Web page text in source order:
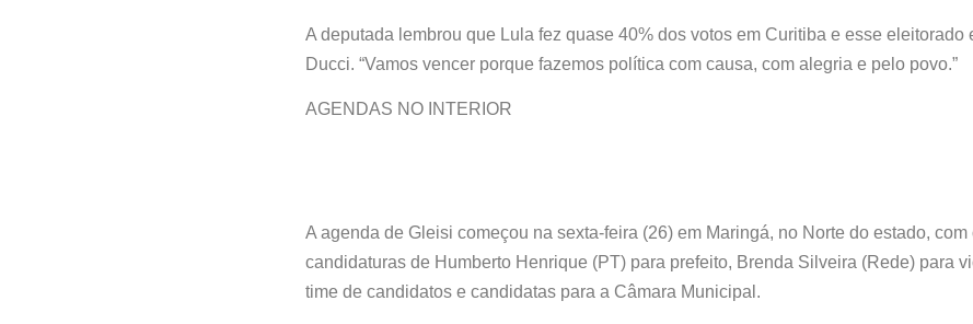
A deputada lembrou que Lula fez quase 40% dos votos em Curitiba e esse eleitorado
Ducci. “Vamos vencer porque fazemos política com causa, com alegria e pelo povo.”
AGENDAS NO INTERIOR
A agenda de Gleisi começou na sexta-feira (26) em Maringá, no Norte do estado,
candidaturas de Humberto Henrique (PT) para prefeito, Brenda Silveira (Rede) para
time de candidatos e candidatas para a Câmara Municipal.